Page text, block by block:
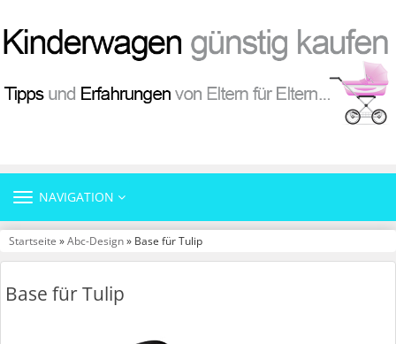
TOGGLE
NAVIGATION
Startseite »Abc-Design» Base für Tulip
Base für Tulip